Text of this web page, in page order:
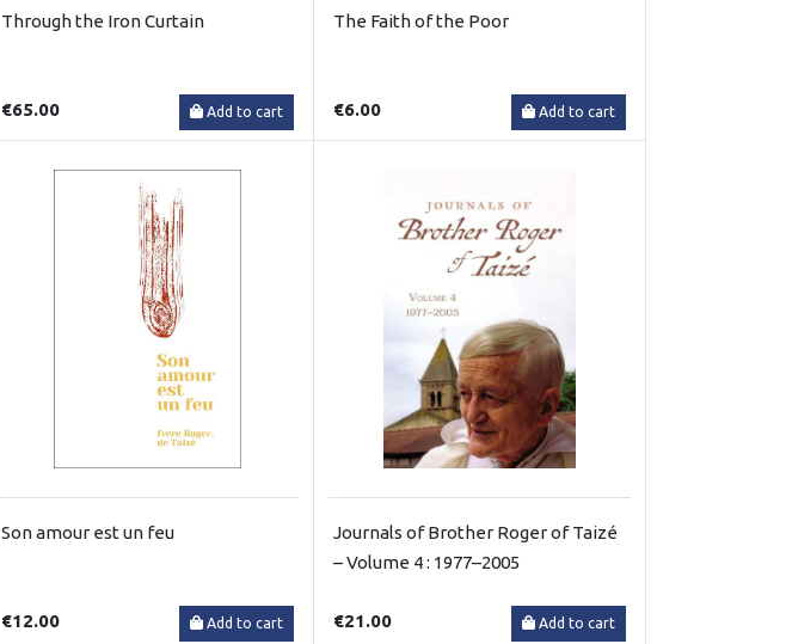
Through the Iron Curtain
€65.00 Add to cart
The Faith of the Poor
€6.00 Add to cart
Son amour est un feu
€12.00 Add to cart
Journals of Brother Roger of Taizé
– Volume 4 : 1977–2005
€21.00 Add to cart